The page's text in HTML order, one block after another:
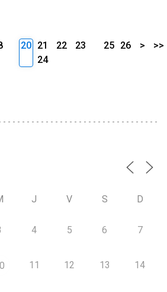
20 21 22
23
24
25 26 > >>
J V S D
4 5 6 7
11 12 13 14